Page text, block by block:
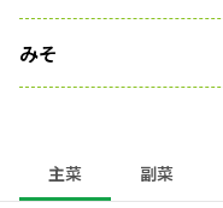
みそ
主菜 副菜